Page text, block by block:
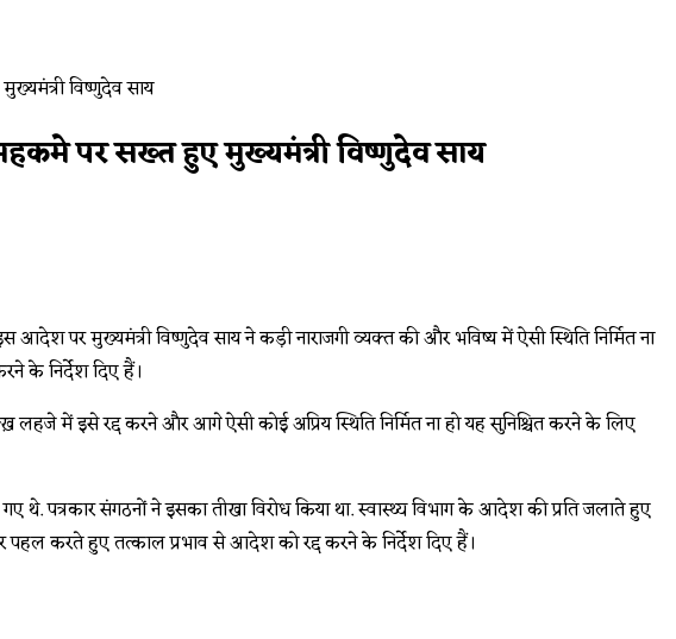
पर सख्त हुए मुख्यमंत्री विष्णुदेव साय
पर मुख्यमंत्री विष्णुदेव साय ने कड़ी नाराजगी व्यक्त की और भविष्य में ऐसी स्थिति निर्मित ना
के निर्देश दिए हैं।
में इसे रद्द करने और आगे ऐसी कोई अप्रिय स्थिति निर्मित ना हो यह सुनिश्चित करने के लिए
पत्रकार संगठनों ने इसका तीखा विरोध किया था. स्वास्थ्य विभाग के आदेश की प्रति जलाते हुए
पहल करते हुए तत्काल प्रभाव से आदेश को रद्द करने के निर्देश दिए हैं।